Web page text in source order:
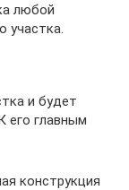
любой
участка.
и будет
его главным
конструкция